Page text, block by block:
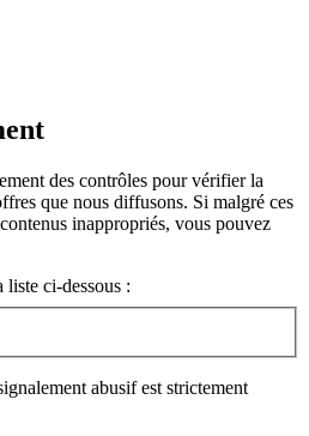
des contrôles pour vérifier la
que nous diffusons. Si malgré ces
inappropriés, vous pouvez
ci-dessous :
abusif est strictement